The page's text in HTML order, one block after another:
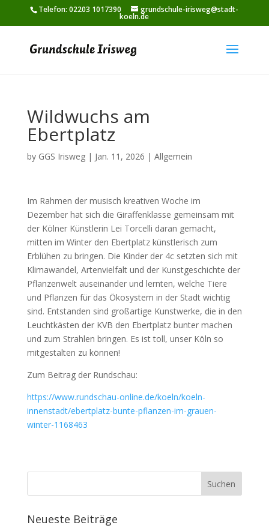
Telefon: 02203 1017390 grundschule-irisweg@stadt-
koeln.de
Wildwuchs am
Ebertplatz
by GGS Irisweg| Jan. 11, 2026 | Allgemein
Im Rahmen der musisch kreativen Woche im
Dezember hat sich die Giraffenklasse gemeinsam mit
der Kölner Künstlerin Lei Torcelli daran gemacht,
mitten im Winter den Ebertplatz künstlerisch zum
Erblühen zu bringen. Die Kinder der 4c setzten sich mit
Klimawandel, Artenvielfalt und der Kunstgeschichte der
Pflanzenwelt auseinander und lernten, welche Tiere
und Pflanzen für das Ökosystem in der Stadt wichtig
sind. Entstanden sind großartige Kunstwerke, die in den
Leuchtkästen der KVB den Ebertplatz bunter machen
und zum Strahlen bringen. Es ist toll, unser Köln so
mitgestalten zu können!
Zum Beitrag der Rundschau:
https://www.rundschau-online.de/koeln/koeln-
innenstadt/ebertplatz-bunte-pflanzen-im-grauen-
winter-1168463
Neueste Beiträge